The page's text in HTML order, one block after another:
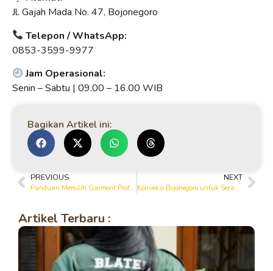
Jl. Gajah Mada No. 47, Bojonegoro
Telepon / WhatsApp:
0853-3599-9977
Jam Operasional:
Senin – Sabtu | 09.00 – 16.00 WIB
Bagikan Artikel ini:
PREVIOUS
Panduan Memilih Garment Profesional di Bojonegoro
NEXT
Konveksi Bojonegoro untuk Seragam Sekolah, Kantor, dan Komunitas
Artikel Terbaru :